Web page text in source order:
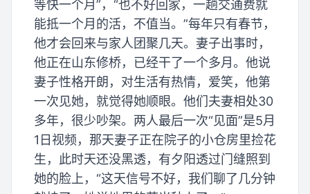
等快一个月”，“也不好回家，一趟交通费就
能抵一个月的活，不值当。”每年只有春节，
他才会回来与家人团聚几天。妻子出事时，
他正在山东修桥，已经干了一个多月。他说
妻子性格开朗，对生活有热情，爱笑，他第
一次见她，就觉得她顺眼。他们夫妻相处30
多年，很少吵架。两人最后一次“见面”是5月
1日视频，那天妻子正在院子的小仓房里捡花
生，此时天还没黑透，有夕阳透过门缝照到
她的脸上，“这天信号不好，我们聊了几分钟